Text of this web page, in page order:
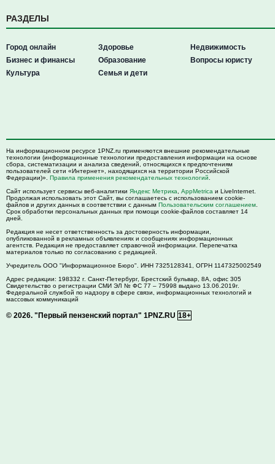
РАЗДЕЛЫ
Город онлайн
Бизнес и финансы
Культура
Здоровье
Образование
Семья и дети
Недвижимость
Вопросы юристу
На информационном ресурсе 1PNZ.ru применяются внешние рекомендательные
технологии (информационные технологии предоставления информации на основе
сбора, систематизации и анализа сведений, относящихся к предпочтениям
пользователей сети «Интернет», находящихся на территории Российской
Федерации)». Правила применения рекомендательных технологий
Сайт использует сервисы веб-аналитики Яндекс Метрика AppMetrica и LiveInternet.
Продолжая использовать этот Сайт, вы соглашаетесь с использованием cookie-
файлов и других данных в соответствии с данным Пользовательским соглашением
Срок обработки персональных данных при помощи cookie-файлов составляет 14
дней.
Редакция не несет ответственность за достоверность информации,
опубликованной в рекламных объявлениях и сообщениях информационных
агентств. Редакция не предоставляет справочной информации. Перепечатка
материалов только по согласованию с редакцией.
Учредитель ООО "Информационное Бюро". ИНН 7325128341, ОГРН 1147325002549
Адрес редакции: 198332 г. Санкт-Петербург, Брестский бульвар, 8А, офис 305
Свидетельство о регистрации СМИ ЭЛ № ФС 77 – 75998 выдано 13.06.2019г.
Федеральной службой по надзору в сфере связи, информационных технологий и
массовых коммуникаций
© 2026. "Первый пензенский портал" 1PNZ.RU 18+